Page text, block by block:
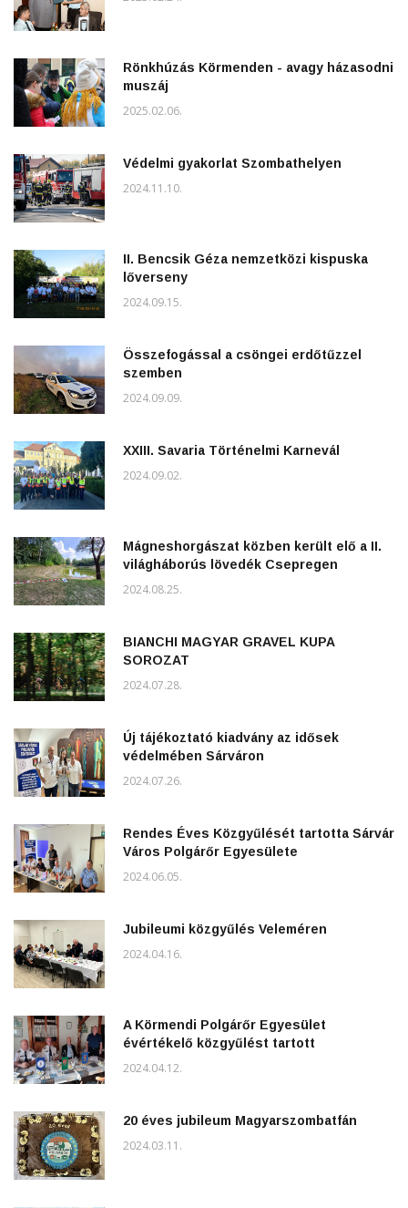
Rönkhúzás Körmenden - avagy házasodni
muszáj
2025.02.06.
Védelmi gyakorlat Szombathelyen
2024.11.10.
II. Bencsik Géza nemzetközi kispuska
lőverseny
2024.09.15.
Összefogással a csöngei erdőtűzzel
szemben
2024.09.09.
XXIII. Savaria Történelmi Karnevál
2024.09.02.
Mágneshorgászat közben került elő a II.
világháborús lövedék Csepregen
2024.08.25.
BIANCHI MAGYAR GRAVEL KUPA
SOROZAT
2024.07.28.
Új tájékoztató kiadvány az idősek
védelmében Sárváron
2024.07.26.
Rendes Éves Közgyűlését tartotta Sárvár
Város Polgárőr Egyesülete
2024.06.05.
Jubileumi közgyűlés Veleméren
2024.04.16.
A Körmendi Polgárőr Egyesület
évértékelő közgyűlést tartott
2024.04.12.
20 éves jubileum Magyarszombatfán
2024.03.11.